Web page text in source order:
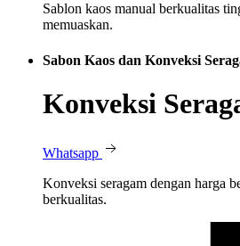
Sablon kaos manual berkualitas
memuaskan.
Sabon Kaos dan Konveksi
Konveksi
Whatsapp
Konveksi seragam dengan harga
berkualitas.